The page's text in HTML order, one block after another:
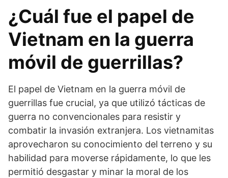
¿Cuál fue el papel de
Vietnam en la guerra
móvil de guerrillas?
El papel de Vietnam en la guerra móvil de
guerrillas fue crucial, ya que utilizó tácticas de
guerra no convencionales para resistir y
combatir la invasión extranjera. Los vietnamitas
aprovecharon su conocimiento del terreno y su
habilidad para moverse rápidamente, lo que les
permitió desgastar y minar la moral de los